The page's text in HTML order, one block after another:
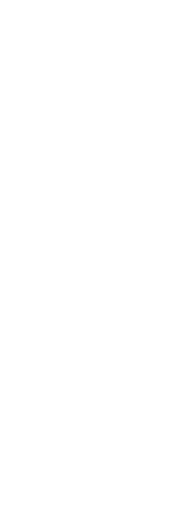
которые